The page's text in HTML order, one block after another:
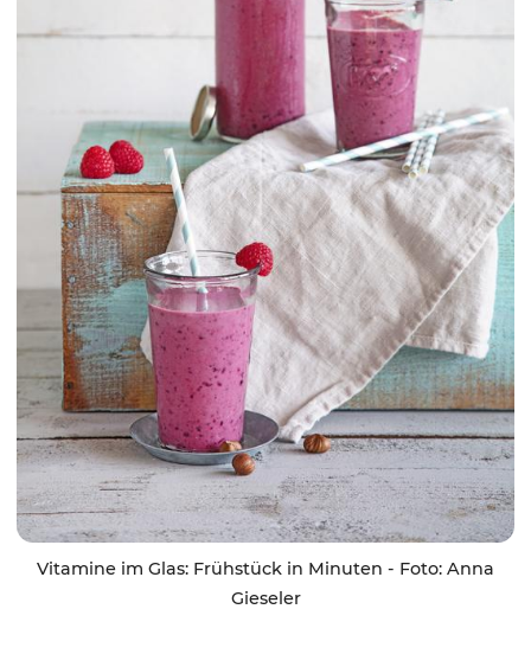
Vitamine im Glas: Frühstück in Minuten - Foto: Anna
Gieseler